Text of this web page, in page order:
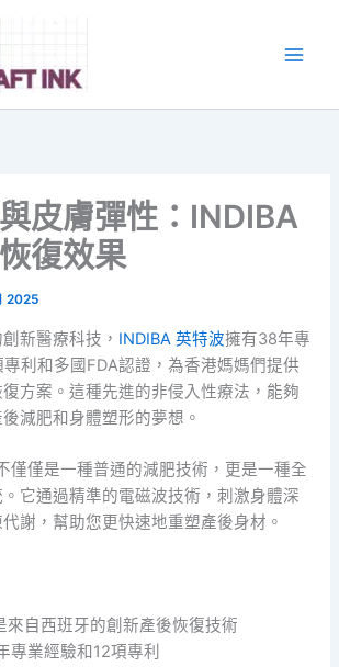
皮膚彈性：INDIBA
復效果
2025
新醫療科技， INDIBA 英特波擁有38年專
利和多國FDA認證，為香港媽媽們提供
方案。這種先進的非侵入性療法，能夠
減肥和身體塑形的夢想。
僅僅是一種普通的減肥技術，更是一種全
它通過精準的電磁波技術，刺激身體深
謝，幫助您更快速地重塑產後身材。
來自西班牙的創新產後恢復技術
專業經驗和12項專利